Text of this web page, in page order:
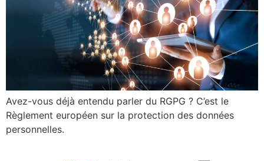
Avez-vous déjà entendu parler du RGPG ? C’est le
Règlement européen sur la protection des données
personnelles.